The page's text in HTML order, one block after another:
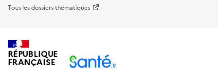
Tous les dossiers thématiques
RÉPUBLIQUE
FRANÇAISE